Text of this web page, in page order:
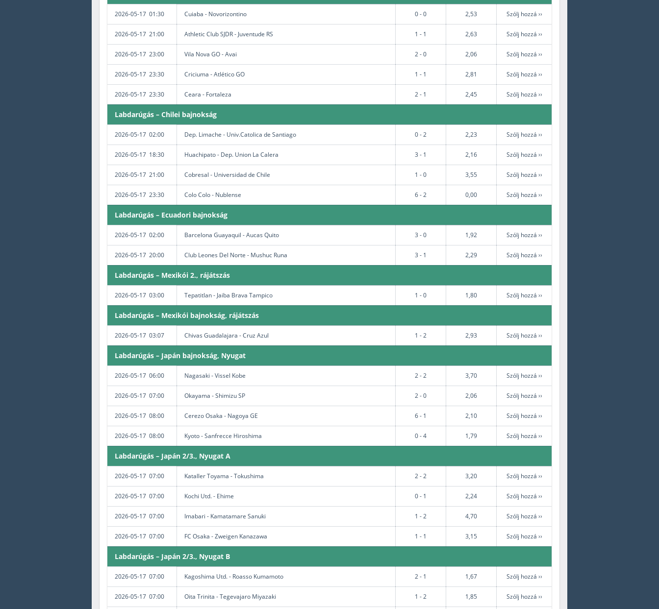
2026-05-17 01:30 Cuiaba - Novorizontino 0 - 0 2,53 Szólj hozzá ››
2026-05-17 21:00 Athletic Club SJDR - Juventude RS 1 - 1 2,63 Szólj hozzá ››
2026-05-17 23:00 Vila Nova GO - Avai 2 - 0 2,06 Szólj hozzá ››
2026-05-17 23:30 Criciuma - Atlético GO 1 - 1 2,81 Szólj hozzá ››
2026-05-17 23:30 Ceara - Fortaleza 2 - 1 2,45 Szólj hozzá ››
Labdarúgás – Chilei bajnokság
2026-05-17 02:00 Dep. Limache - Univ.Catolica de Santiago 0 - 2 2,23 Szólj hozzá ››
2026-05-17 18:30 Huachipato - Dep. Union La Calera 3 - 1 2,16 Szólj hozzá ››
2026-05-17 21:00 Cobresal - Universidad de Chile 1 - 0 3,55 Szólj hozzá ››
2026-05-17 23:30 Colo Colo - Nublense 6 - 2 0,00 Szólj hozzá ››
Labdarúgás – Ecuadori bajnokság
2026-05-17 02:00 Barcelona Guayaquil - Aucas Quito 3 - 0 1,92 Szólj hozzá ››
2026-05-17 20:00 Club Leones Del Norte - Mushuc Runa 3 - 1 2,29 Szólj hozzá ››
Labdarúgás – Mexikói 2., rájátszás
2026-05-17 03:00 Tepatitlan - Jaiba Brava Tampico 1 - 0 1,80 Szólj hozzá ››
Labdarúgás – Mexikói bajnokság, rájátszás
2026-05-17 03:07 Chivas Guadalajara - Cruz Azul 1 - 2 2,93 Szólj hozzá ››
Labdarúgás – Japán bajnokság, Nyugat
2026-05-17 06:00 Nagasaki - Vissel Kobe 2 - 2 3,70 Szólj hozzá ››
2026-05-17 07:00 Okayama - Shimizu SP 2 - 0 2,06 Szólj hozzá ››
2026-05-17 08:00 Cerezo Osaka - Nagoya GE 6 - 1 2,10 Szólj hozzá ››
2026-05-17 08:00 Kyoto - Sanfrecce Hiroshima 0 - 4 1,79 Szólj hozzá ››
Labdarúgás – Japán 2/3., Nyugat A
2026-05-17 07:00 Kataller Toyama - Tokushima 2 - 2 3,20 Szólj hozzá ››
2026-05-17 07:00 Kochi Utd. - Ehime 0 - 1 2,24 Szólj hozzá ››
2026-05-17 07:00 Imabari - Kamatamare Sanuki 1 - 2 4,70 Szólj hozzá ››
2026-05-17 07:00 FC Osaka - Zweigen Kanazawa 1 - 1 3,15 Szólj hozzá ››
Labdarúgás – Japán 2/3., Nyugat B
2026-05-17 07:00 Kagoshima Utd. - Roasso Kumamoto 2 - 1 1,67 Szólj hozzá ››
2026-05-17 07:00 Oita Trinita - Tegevajaro Miyazaki 1 - 2 1,85 Szólj hozzá ››